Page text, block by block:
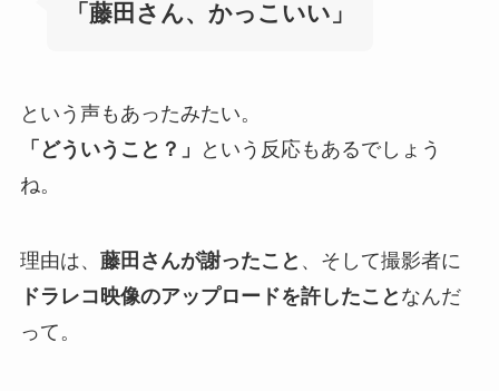
「藤田さん、かっこいい」
という声もあったみたい。
「どういうこと？」
という反応もあるでしょう
ね。
理由は、 藤田さんが謝ったこと 、そして撮影者に
ドラレコ映像のアップロードを許したこと なんだ
って。